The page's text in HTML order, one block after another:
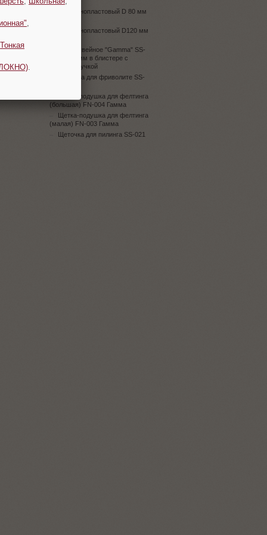
Шар пенопластовый D 80 мм
Шар пенопластовый D120 мм
Шило швейное "Gamma" SS-
019 d 2.5 мм в блистере с
пластик. ручкой
Шпулька для фриволите SS-
Щетка-подушка для фелтинга
(большая) FN-004 Гамма
Щетка-подушка для фелтинга
(малая) FN-003 Гамма
Щеточка для пилинга SS-021
Тонкая